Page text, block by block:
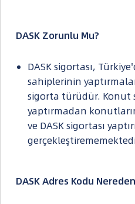
DASK Zorunlu Mu?
DASK sigortası,
sahiplerinin
sigorta türüdür. Konut
yaptırmadan
ve DASK sigortası
DASK Adres Kodu